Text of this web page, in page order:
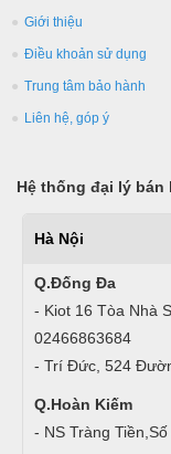
Giới thiệu
Điều khoản sử dụng
Trung tâm bảo hành
Liên hệ, góp ý
Hệ thống đại lý bán
Hà Nội
Q.Đống Đa
- Kiot 16 Tòa Nhà
02466863684
- Trí Đức, 524
Q.Hoàn Kiếm
- NS Tràng